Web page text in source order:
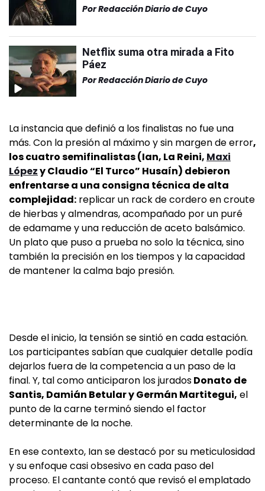
PorRedacción Diario de Cuyo
Netflix suma otra mirada a Fito
Páez
PorRedacción Diario de Cuyo
La instancia que definió a los finalistas no fue una
más. Con la presión al máximo y sin margen de error,
los cuatro semifinalistas (Ian, La Reini, Maxi
Lópezy Claudio “El Turco” Husaín) debieron
enfrentarse a una consigna técnica de alta
complejidad: replicar un rack de cordero en croute
de hierbas y almendras, acompañado por un puré
de edamame y una reducción de aceto balsámico.
Un plato que puso a prueba no solo la técnica, sino
también la precisión en los tiempos y la capacidad
de mantener la calma bajo presión.
Desde el inicio, la tensión se sintió en cada estación.
Los participantes sabían que cualquier detalle podía
dejarlos fuera de la competencia a un paso de la
final. Y, tal como anticiparon los juradosDonato de
Santis, Damián Betular y Germán Martitegui, el
punto de la carne terminó siendo el factor
determinante de la noche.
En ese contexto, Ian se destacó por su meticulosidad
y su enfoque casi obsesivo en cada paso del
proceso. El cantante contó que revisó el emplatado